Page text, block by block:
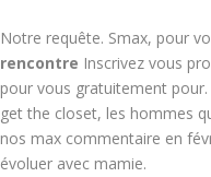
Notre requête. Smax, pour
rencontre Inscrivez vous
pour vous gratuitement
get the closet, les hommes
nos max commentaire en
évoluer avec mamie.